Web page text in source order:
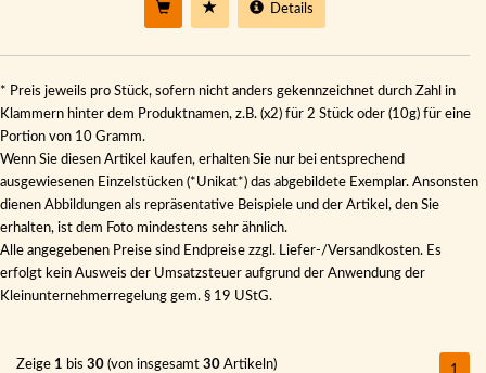
Details
* Preis jeweils pro Stück, sofern nicht anders gekennzeichnet durch Zahl in
Klammern hinter dem Produktnamen, z.B. (x2) für 2 Stück oder (10g) für eine
Portion von 10 Gramm.
Wenn Sie diesen Artikel kaufen, erhalten Sie nur bei entsprechend
ausgewiesenen Einzelstücken (*Unikat*) das abgebildete Exemplar. Ansonsten
dienen Abbildungen als repräsentative Beispiele und der Artikel, den Sie
erhalten, ist dem Foto mindestens sehr ähnlich.
Alle angegebenen Preise sind Endpreise zzgl. Liefer-/Versandkosten. Es
erfolgt kein Ausweis der Umsatzsteuer aufgrund der Anwendung der
Kleinunternehmerregelung gem. § 19 UStG.
Zeige 1 bis 30 (von insgesamt 30 Artikeln) 1